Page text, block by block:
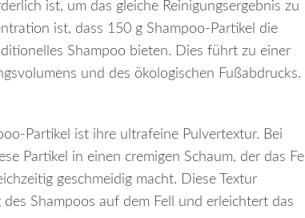
ist, um das gleiche Reinigungsergebnis zu
ist, dass 150 g Shampoo-Partikel die
Shampoo bieten. Dies führt zu einer
und des ökologischen Fußabdrucks.
Partikel ist ihre ultrafeine Pulvertextur. Bei
Partikel in einen cremigen Schaum, der das Fell
geschmeidig macht. Diese Textur
Shampoos auf dem Fell und erleichtert das